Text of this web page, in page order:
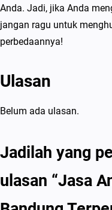
Anda. Jadi, jika Anda
jangan ragu untuk
perbedaannya!
Ulasan
Belum ada ulasan.
Jadilah yang
ulasan “Jasa